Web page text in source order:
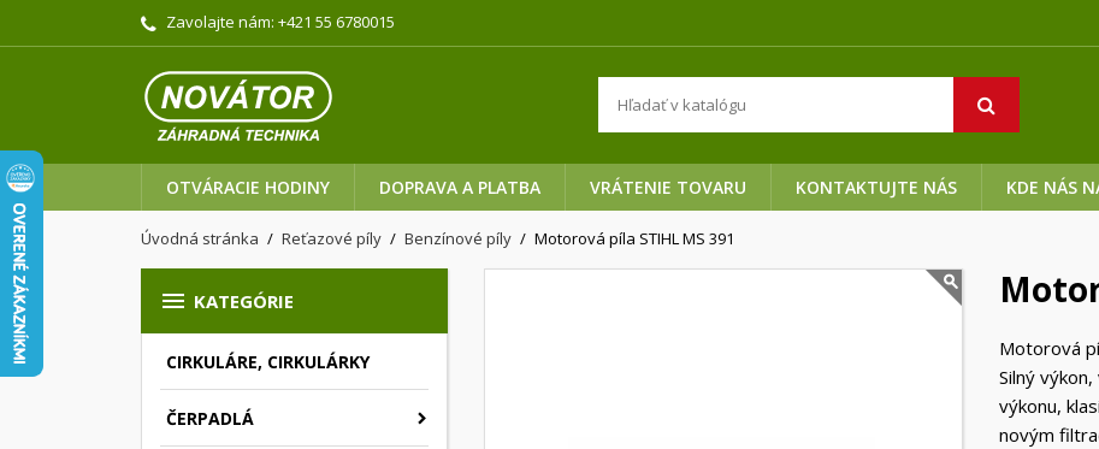
Zavolajte nám: +421 55 6780015
OTVÁRACIE HODINY DOPRAVA A PLATBA VRÁTENIE TOVARU KONTAKTUJTE NÁS KDE NÁS
Úvodná stránka Reťazové píly Benzínové píly Motorová píla STIHL MS 391
 KATEGÓRIE
CIRKULÁRE, CIRKULÁRKY
ČERPADLÁ
Motorová
Silný
výkonu,
novým